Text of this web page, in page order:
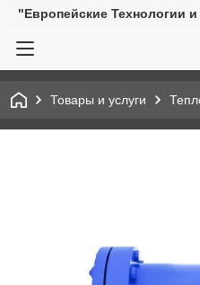
"Европейские Технологии
Товары и услуги